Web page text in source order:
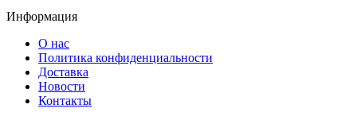
Информация
О нас
Политика конфиденциальности
Доставка
Новости
Контакты